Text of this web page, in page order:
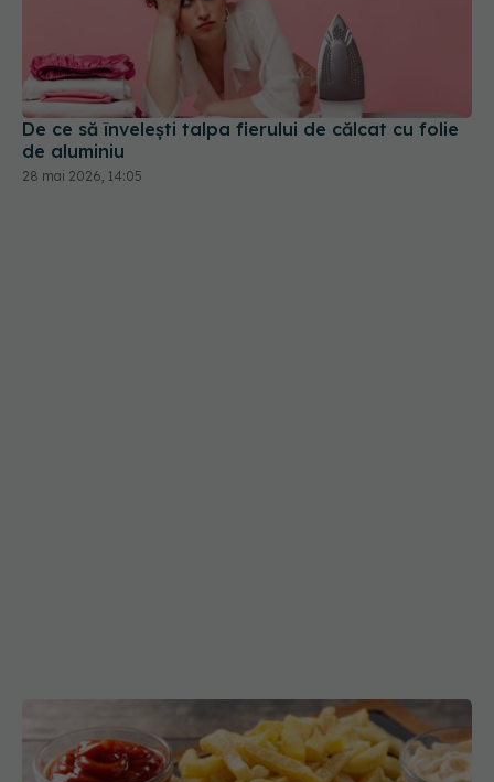
De ce să învelești talpa fierului de călcat cu folie
de aluminiu
28 mai 2026, 14:05